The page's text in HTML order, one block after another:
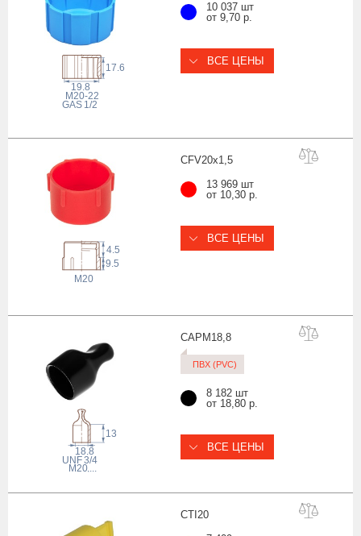
17.6
19.8
GAS 1/2
M20-22
10 037 шт
от 9,70 р.
ВСЕ ЦЕНЫ
CFV20x1,5
9.5
4.5
M20
13 969 шт
от 10,30 р.
ВСЕ ЦЕНЫ
CAPM18,8
ПВХ (PVC)
M20,...
13
UNF3/4
18.8
8 182 шт
от 18,80 р.
ВСЕ ЦЕНЫ
CTI 20